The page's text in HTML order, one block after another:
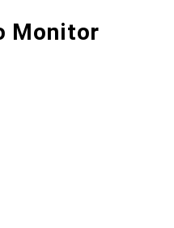
Monitor